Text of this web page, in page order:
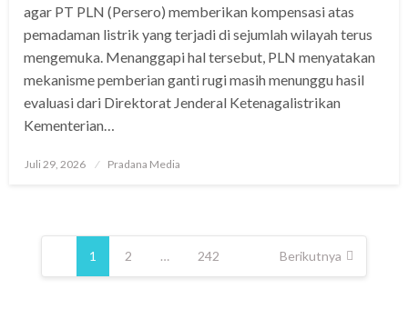
agar PT PLN (Persero) memberikan kompensasi atas
pemadaman listrik yang terjadi di sejumlah wilayah terus
mengemuka. Menanggapi hal tersebut, PLN menyatakan
mekanisme pemberian ganti rugi masih menunggu hasil
evaluasi dari Direktorat Jenderal Ketenagalistrikan
Kementerian…
Juli 29, 2026 Pradana Media
1 2 … 242 Berikutnya